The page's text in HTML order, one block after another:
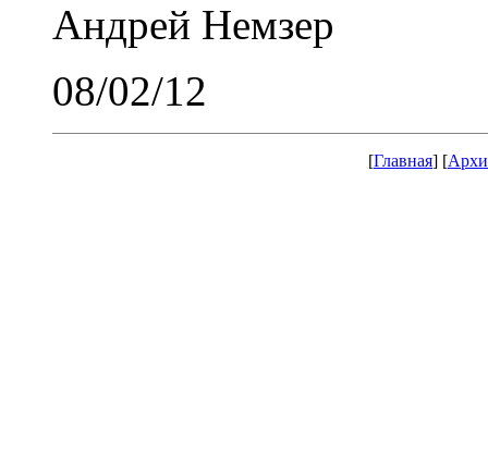
Андрей Немзер
08/02/12
[Главная] [